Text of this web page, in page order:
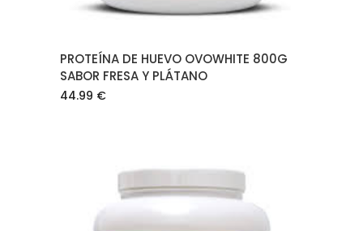
PROTEÍNA DE HUEVO OVOWHITE 800G
SABOR FRESA Y PLÁTANO
44.99 €